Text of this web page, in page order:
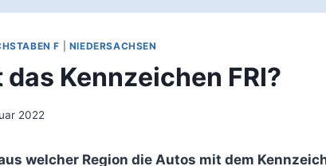
F NIEDERSACHSEN
Kennzeichen FRI?
2022
welcher Region die Autos mit dem